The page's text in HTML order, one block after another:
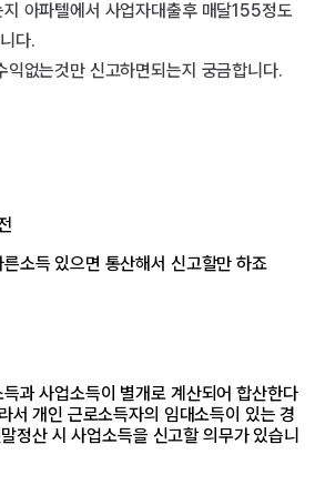
아파텔에서 사업자대출후 매달155정도
다.
익없는것만 신고하면되는지 궁금합니다.
소득 있으면 통산해서 신고할만 하죠
과 사업소득이 별개로 계산되어 합산한다
서 개인 근로소득자의 임대소득이 있는 경
정산 시 사업소득을 신고할 의무가 있습니